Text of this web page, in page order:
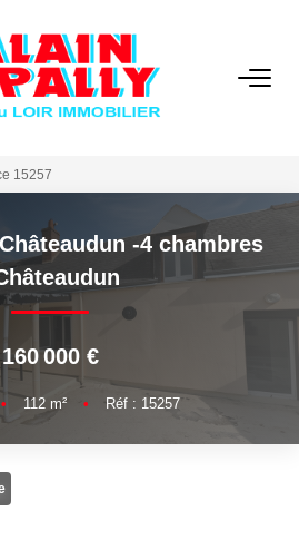
VENTE
LOCATION
GESTION
VENTES
AGENCES
Équipe
Rejoindre
15257
-4 chambres
160 000 €
• 112m² • Réf : 15257